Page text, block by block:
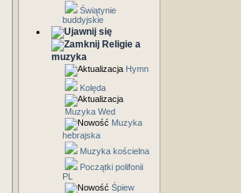
Świątynie
buddyjskie
Religie a
muzyka
Hymn
Kolęda
Muzyka Wed
Muzyka
hebrajska
Muzyka kościelna
Początki polifonii
PL
Śpiew